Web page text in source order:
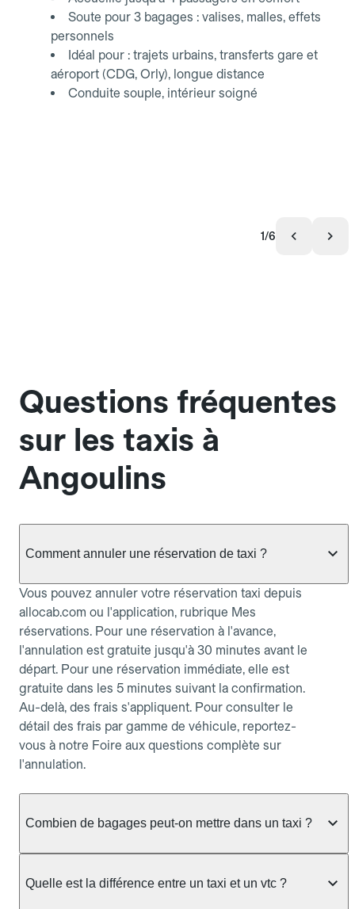
Soute pour 3 bagages : valises, malles, effets
personnels
Idéal pour : trajets urbains, transferts gare et
aéroport (CDG, Orly), longue distance
Conduite souple, intérieur soigné
1/6
Questions fréquentes
sur les taxis à
Angoulins
Comment annuler une réservation de taxi ?
Vous pouvez annuler votre réservation taxi depuis
allocab.com ou l'application, rubrique Mes
réservations. Pour une réservation à l'avance,
l'annulation est gratuite jusqu'à 30 minutes avant le
départ. Pour une réservation immédiate, elle est
gratuite dans les 5 minutes suivant la confirmation.
Au-delà, des frais s'appliquent. Pour consulter le
détail des frais par gamme de véhicule, reportez-
vous à notre Foire aux questions complète sur
l'annulation.
Combien de bagages peut-on mettre dans un taxi ?
taxi berline accueille en général jusqu'à 3 bagages
Quelle est la différence entre un taxi et un vtc ?